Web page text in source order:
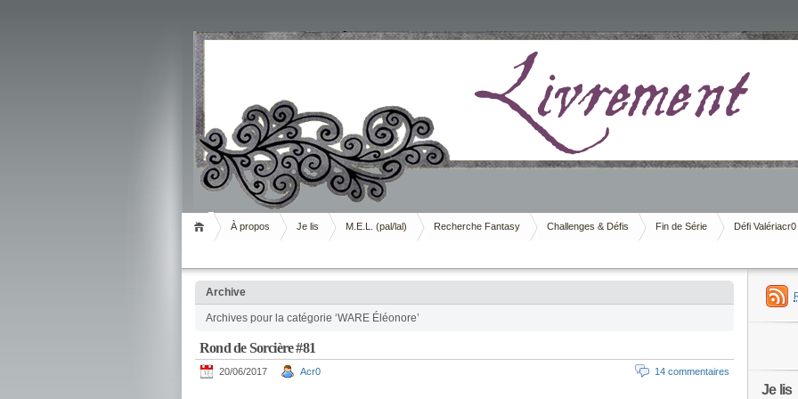
Livrement
À propos Je lis M.E.L. (pal/lal) Recherche Fantasy Challenges & Défis Fin de Série Défi Valériacr0
Archive
Archives pour la catégorie ‘WARE Éléonore’
Rond de Sorcière #81
20/06/2017 Acr0 14 commentaires
Je lis